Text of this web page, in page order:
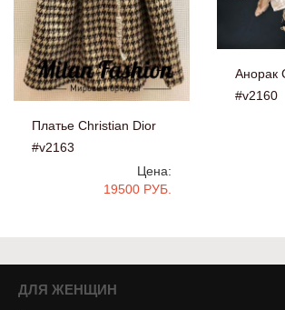
Платье Christian Dior
#v2163
Цена:
19500 РУБ.
Анорак
#v2160
ДЛЯ ЖЕНЩИН